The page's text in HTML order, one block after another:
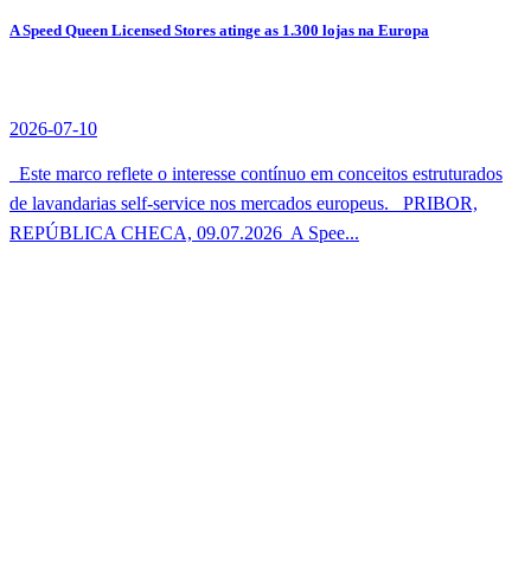
A Speed Queen Licensed Stores atinge as 1.300 lojas na Europa
2026-07-10
Este marco reflete o interesse contínuo em conceitos estruturados
de lavandarias self-service nos mercados europeus. PRIBOR,
REPÚBLICA CHECA, 09.07.2026  A Spee...